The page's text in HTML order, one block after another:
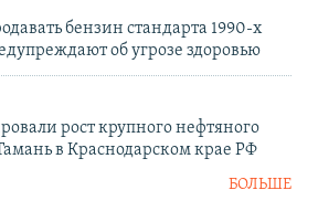
бензин стандарта 1990-х
об угрозе здоровью
рост крупного нефтяного
в Краснодарском крае РФ
БОЛЬШЕ